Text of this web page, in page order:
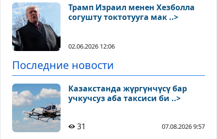
Трамп Израил менен Хезболла
согушту токтотууга мак ..>
02.06.2026 12:06
Последние новости
Казакстанда жүргүнчүсү бар
учкучсуз аба таксиси би ..>
31 07.08.2026 9:57